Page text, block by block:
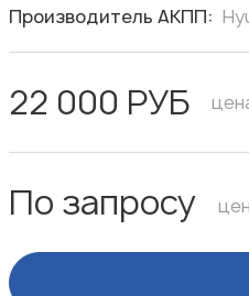
Производитель АКПП:
22 000 РУБ
По запросу